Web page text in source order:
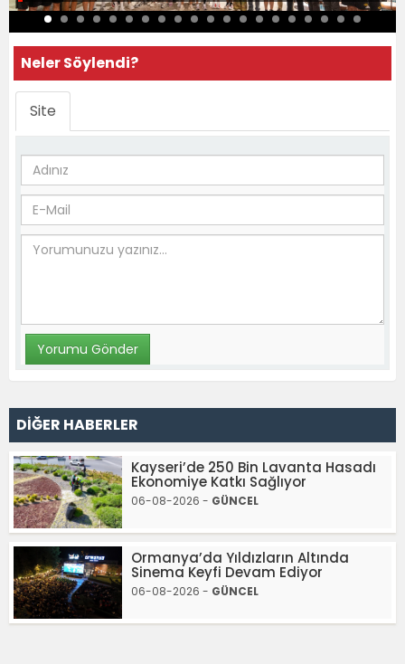
Neler Söylendi?
Site
DİĞER HABERLER
Kayseri’de 250 Bin Lavanta Hasadı
Ekonomiye Katkı Sağlıyor
06-08-2026 - GÜNCEL
Ormanya’da Yıldızların Altında
Sinema Keyfi Devam Ediyor
06-08-2026 - GÜNCEL